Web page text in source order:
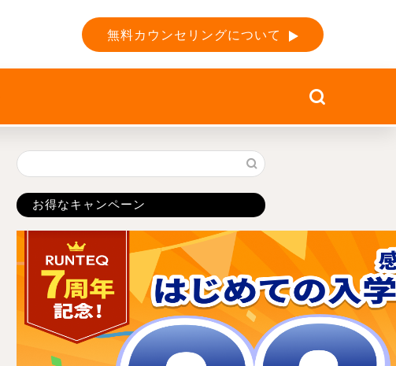
無料カウンセリングについて
お得なキャンペーン